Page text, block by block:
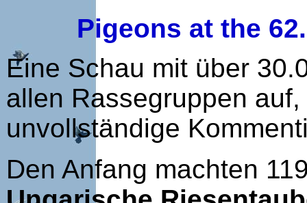
Pigeons at the
Eine Schau mit über
allen Rassegruppen
unvollständige
Den Anfang machten